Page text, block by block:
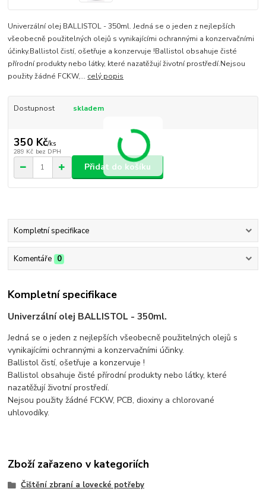
Univerzální olej BALLISTOL - 350ml. Jedná se o jeden z nejlepších
všeobecně použitelných olejů s vynikajícími ochrannými a konzervačními
účinky.Ballistol čistí, ošetřuje a konzervuje !Ballistol obsahuje čisté
přírodní produkty nebo látky, které nazatěžují životní prostředí.Nejsou
použity žádné FCKW,... celý popis
Dostupnost skladem
350 Kč/ks
289 Kč bez DPH
Přidat do košíku
Kompletní specifikace
Komentáře 0
Kompletní specifikace
Univerzální olej BALLISTOL - 350ml.
Jedná se o jeden z nejlepších všeobecně použitelných olejů s
vynikajícími ochrannými a konzervačními účinky.
Ballistol čistí, ošetřuje a konzervuje !
Ballistol obsahuje čisté přírodní produkty nebo látky, které
nazatěžují životní prostředí.
Nejsou použity žádné FCKW, PCB, dioxiny a chlorované
uhlovodíky.
Zboží zařazeno v kategoriích
Čištění zbraní a lovecké potřeby